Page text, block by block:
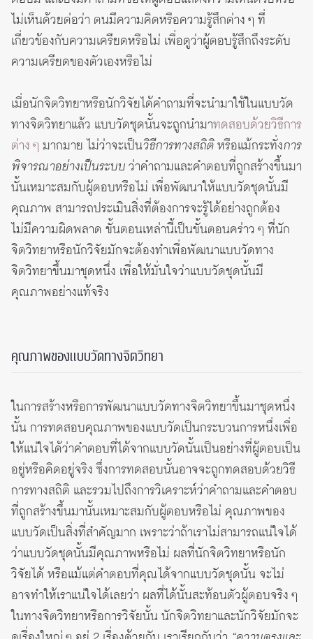
ไม่เห็นด้วยต่อว่า ตนมีความคิดหรือความรู้สึกต่าง ๆ ที่
เกี่ยวข้องกับความเครียดหรือไม่ เพื่อดูว่าผู้ตอบรู้สึกถึงระดับ
ความเครียดของตัวเองหรือไม่
เมื่อนักจิตวิทยาหรือนักวิจัยได้คำถามที่จะนำมาใช้ในแบบวัด
ทางจิตวิทยาแล้ว แบบวัดชุดนั้นจะถูกนำมาทดสอบด้วยวิธีการ
ต่าง ๆ มากมาย ไม่ว่าจะเป็นวิธีการทางสถิติหรือแม้กระทั่งการ
พิจารณาอย่างเป็นระบบว่าคำถามและคำตอบที่ถูกสร้างขึ้นมา
นั้นเหมาะสมกับผู้ตอบหรือไม่ เพื่อพัฒนาให้แบบวัดชุดนั้นมี
คุณภาพ สามารถประเมินสิ่งที่ต้องการจะรู้ได้อย่างถูกต้อง
ไม่มีความผิดพลาด ขั้นตอนเหล่านี้เป็นขั้นตอนคร่าว ๆ ที่นัก
จิตวิทยาหรือนักวิจัยมักจะต้องทำเพื่อพัฒนาแบบวัดทาง
จิตวิทยาขึ้นมาชุดหนึ่ง เพื่อให้มั่นใจว่าแบบวัดชุดนั้นมี
คุณภาพอย่างแท้จริง
คุณภาพของแบบวัดทางจิตวิทยา
ในการสร้างหรือการพัฒนาแบบวัดทางจิตวิทยาขึ้นมาชุดหนึ่ง
นั้น การทดสอบคุณภาพของแบบวัดเป็นกระบวนการหนึ่งเพื่อ
ให้แน่ใจได้ว่าคำตอบที่ได้จากแบบวัดนั้นเป็นอย่างที่ผู้ตอบเป็น
อยู่หรือคิดอยู่จริง ซึ่งการทดสอบนั้นอาจจะถูกทดสอบด้วยวิธี
การทางสถิติ และรวมไปถึงการวิเคราะห์ว่าคำถามและคำตอบ
ที่ถูกสร้างขึ้นมานั้นเหมาะสมกับผู้ตอบหรือไม่ คุณภาพของ
แบบวัดเป็นสิ่งที่สำคัญมาก เพราะว่าถ้าเราไม่สามารถแน่ใจได้
ว่าแบบวัดชุดนั้นมีคุณภาพหรือไม่ ผลที่นักจิตวิทยาหรือนัก
วิจัยได้ หรือแม้แต่คำตอบที่คุณได้จากแบบวัดชุดนั้น จะไม่
อาจทำให้เราแน่ใจได้เลยว่า ผลที่ได้นั้นสะท้อนตัวผู้ตอบจริง ๆ
ในทางจิตวิทยาหรือการวิจัยนั้น นักจิตวิทยาและนักวิจัยมักจะ